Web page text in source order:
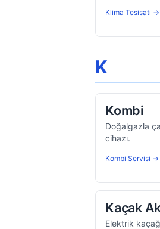
Klima Tesisatı →
K
Kombi
Doğalgazla
cihazı.
Kombi Servisi →
Kaçak
Elektrik